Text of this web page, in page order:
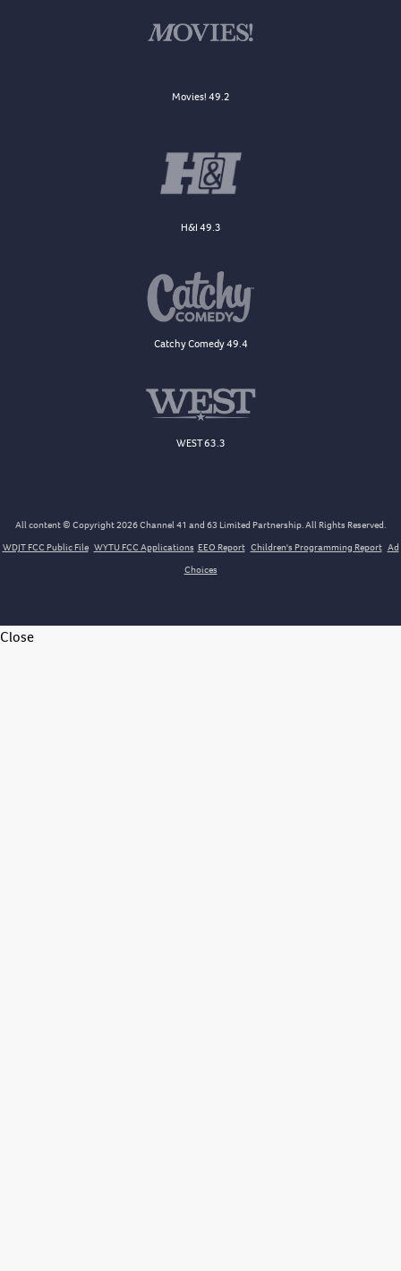
Movies! 49.2
H&I 49.3
Catchy Comedy 49.4
WEST 63.3
All content © Copyright 2026 Channel 41 and 63 Limited Partnership. All Rights Reserved.
WDJT FCC Public File WYTU FCC Applications EEO Report Children's Programming Report Ad
Choices
Close